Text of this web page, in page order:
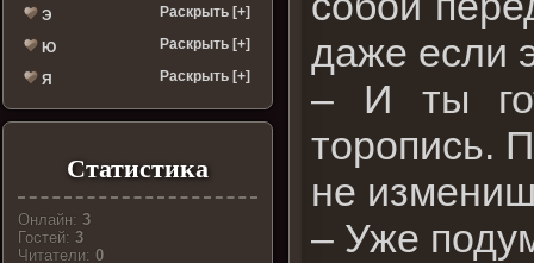
Э Раскрыть [+]
Ю Раскрыть [+]
Я Раскрыть [+]
Статистика
Онлайн:3
Гостей:3
Читатели:0
даже если
– И ты
торопись.
не
– Уже